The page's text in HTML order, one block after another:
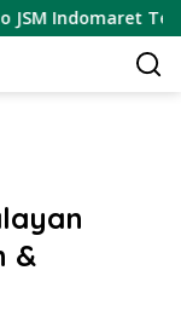
Terbaru 7
&